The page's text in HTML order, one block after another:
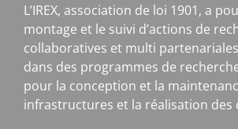
L’IREX, association de loi 1901, a
montage et le suivi d’actions de
collaboratives et multi
dans des programmes de
pour la conception et la
infrastructures et la réalisation des